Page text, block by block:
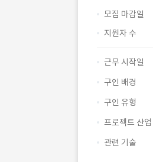
모집 마감일
지원자 수
근무 시작일
구인 배경
구인 유형
프로젝트 산
관련 기술